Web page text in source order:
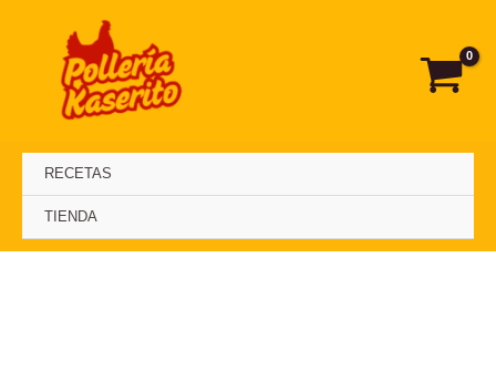
contenido
RECETAS
TIENDA